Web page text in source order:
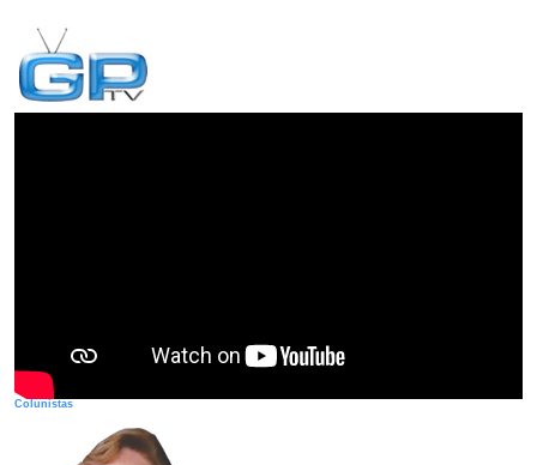
Colunistas